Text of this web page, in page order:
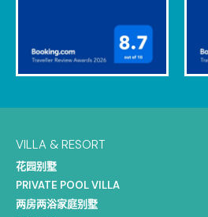
VILLA & RESORT
花园别墅
PRIVATE POOL VILLA
两房两浴家庭别墅